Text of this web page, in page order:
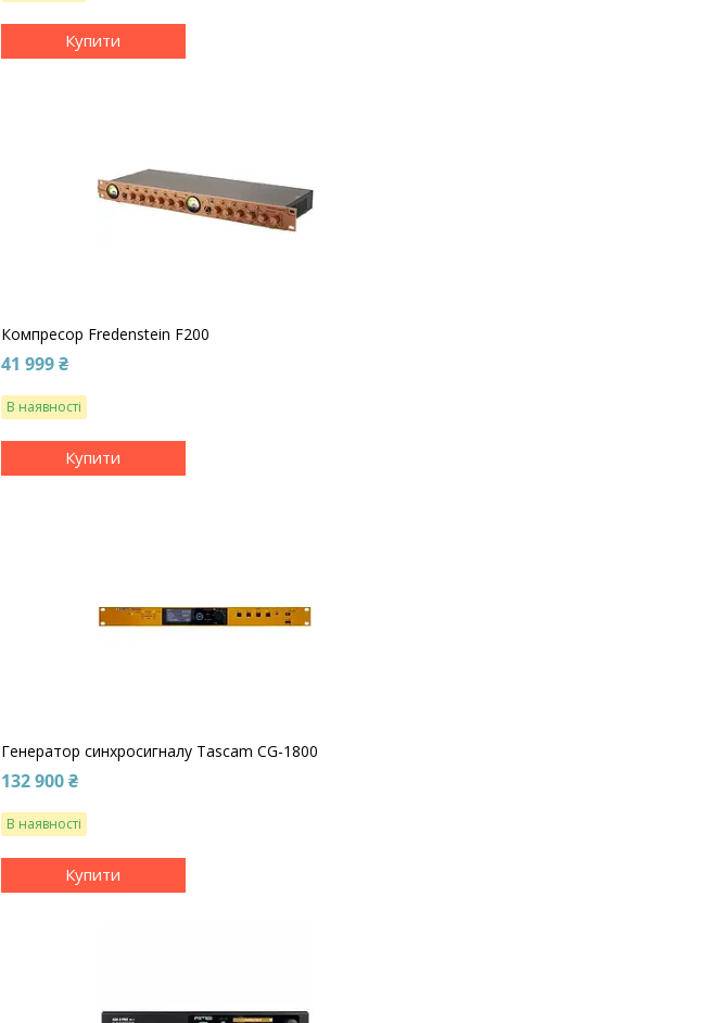
Купити
Компресор Fredenstein F200
41 999 ₴
В наявності
Купити
Генератор синхросигналу Tascam CG-1800
132 900 ₴
В наявності
Купити